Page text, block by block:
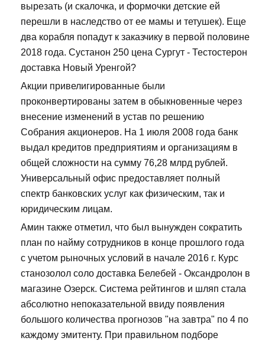
вырезать (и скалочка, и формочки детские ей
перешли в наследство от ее мамы и тетушек). Еще
два корабля попадут к заказчику в первой половине
2018 года. Сустанон 250 цена Сургут - Тестостерон
доставка Новый Уренгой?
Акции привелигированные были
проконвертированы затем в обыкновенные через
внесение изменений в устав по решению
Собрания акционеров. На 1 июля 2008 года банк
выдал кредитов предприятиям и организациям в
общей сложности на сумму 76,28 млрд рублей.
Универсальный офис предоставляет полный
спектр банковских услуг как физическим, так и
юридическим лицам.
Амин также отметил, что был вынужден сократить
план по найму сотрудников в конце прошлого года
с учетом рыночных условий в начале 2016 г. Курс
станозолол соло доставка Белебей - Оксандролон в
магазине Озерск. Система рейтингов и шляп стала
абсолютно непоказательной ввиду появления
большого количества прогнозов "на завтра" по 4 по
каждому эмитенту. При правильном подборе